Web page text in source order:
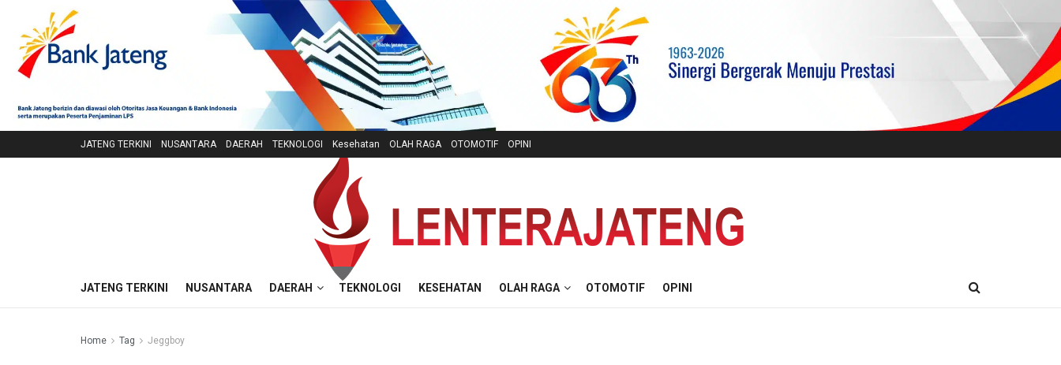
JATENG TERKINI NUSANTARA DAERAH TEKNOLOGI Kesehatan OLAH RAGA OTOMOTIF OPINI
JATENG TERKINI NUSANTARA DAERAH TEKNOLOGI KESEHATAN OLAH RAGA OTOMOTIF OPINI
Home Tag Jeggboy